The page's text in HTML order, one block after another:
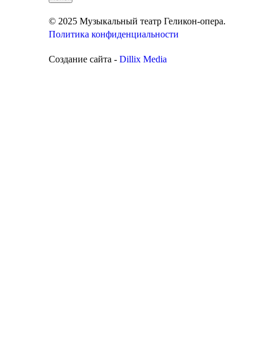
© 2025 Музыкальный театр Геликон-опера.
Политика конфиденциальности
Создание сайта - Dillix Media